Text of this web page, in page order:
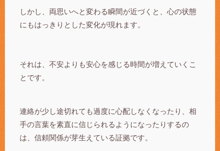
しかし、両思いへと変わる瞬間が近づくと、心の状態
にもはっきりとした変化が現れます。
それは、不安よりも安心を感じる時間が増えていくこ
とです。
連絡が少し途切れても過度に心配しなくなったり、相
手の言葉を素直に信じられるようになったりするの
は、信頼関係が芽生えている証拠です。